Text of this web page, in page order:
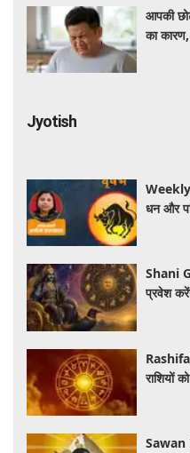
आपकी
का
Jyotish
धन और
Shani
प्रवेश
राशियों
Sawan